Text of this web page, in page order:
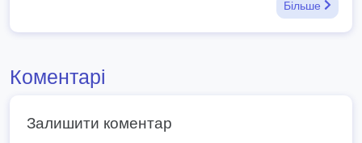
Більше
Коментарі
Залишити коментар